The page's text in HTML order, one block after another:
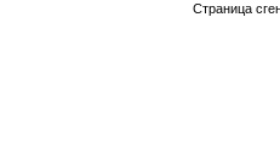
Страница